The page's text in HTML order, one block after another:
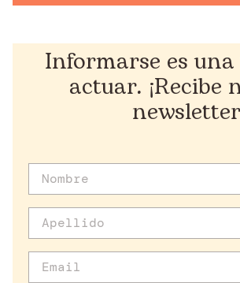
Informarse es
actuar. ¡Recibe